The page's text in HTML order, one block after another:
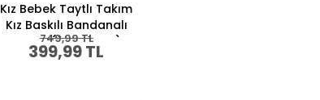
Kız Bebek Taytlı Takım
Kız Baskılı Bandanalı
Beyaz (6 Ay-1 Yaş)
399,99 TL
749,99 TL